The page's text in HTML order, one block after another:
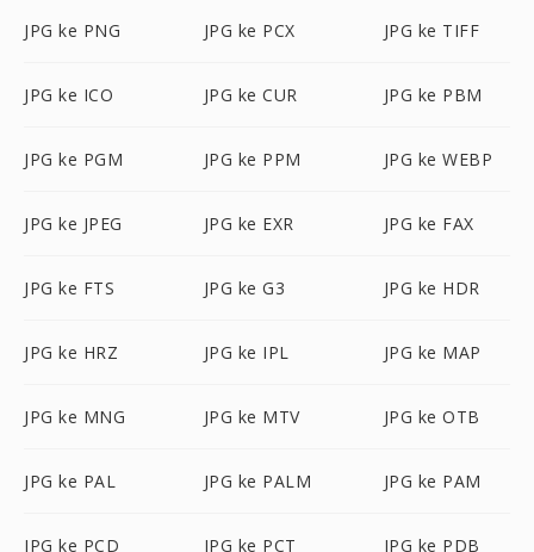
JPG ke PNG JPG ke PCX JPG ke TIFF
JPG ke ICO JPG ke CUR JPG ke PBM
JPG ke PGM JPG ke PPM JPG ke WEBP
JPG ke JPEG JPG ke EXR JPG ke FAX
JPG ke FTS JPG ke G3 JPG ke HDR
JPG ke HRZ JPG ke IPL JPG ke MAP
JPG ke MNG JPG ke MTV JPG ke OTB
JPG ke PAL JPG ke PALM JPG ke PAM
JPG ke PCD JPG ke PCT JPG ke PDB